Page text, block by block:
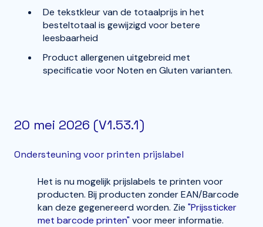
De tekstkleur van de totaalprijs in het
besteltotaal is gewijzigd voor betere
leesbaarheid
Product allergenen uitgebreid met
specificatie voor Noten en Gluten varianten.
20 mei 2026 (V1.53.1)
Ondersteuning voor printen prijslabel
Het is nu mogelijk prijslabels te printen voor
producten. Bij producten zonder EAN/Barcode
kan deze gegenereerd worden. Zie "Prijssticker
met barcode printen" voor meer informatie.